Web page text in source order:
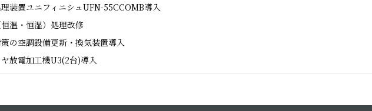
装置ユニフィニシュUFN-55CCOMB導入
温・恒湿）処理改修
の空調設備更新・換気装置導入
放電加工機U3(2台)導入